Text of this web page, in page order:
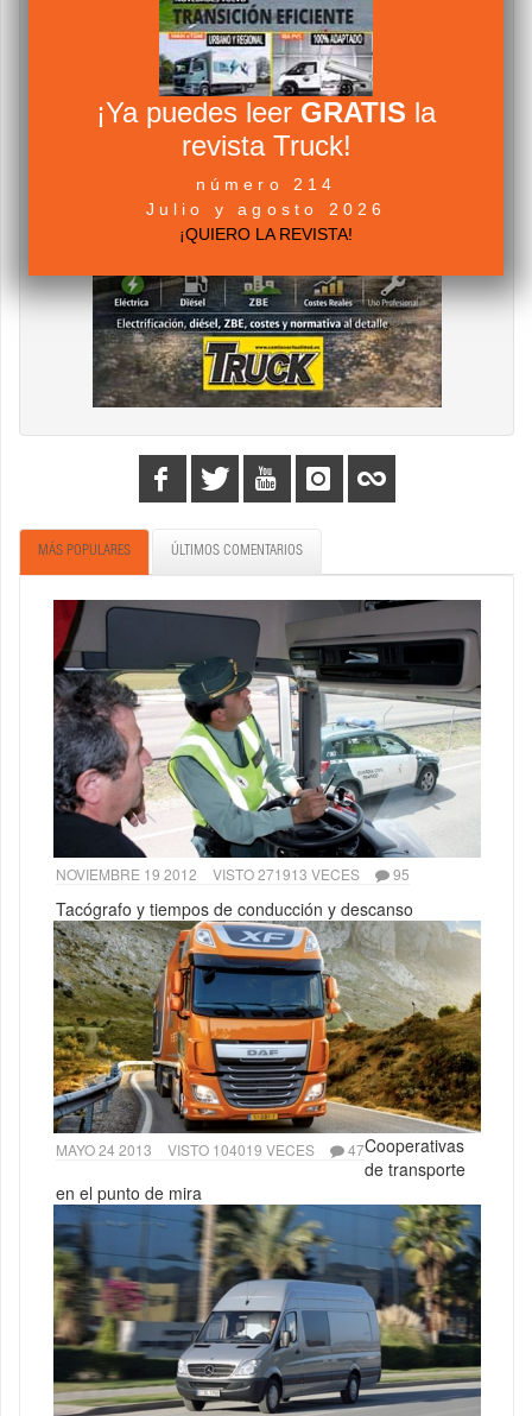
MÁS POPULARES ÚLTIMOS COMENTARIOS
NOVIEMBRE 19 2012 VISTO 271913 VECES 95
Tacógrafo y tiempos de conducción y descanso
MAYO 24 2013 VISTO 104019 VECES 47Cooperativas
de transporte
en el punto de mira
¡Ya puedes leer GRATIS la
revista Truck!
número 214
Julio y agosto 2026
¡QUIERO LA REVISTA!